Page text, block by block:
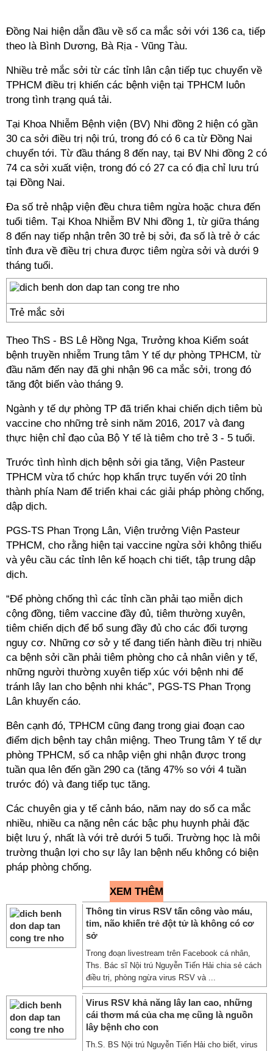
Đồng Nai hiện dẫn đầu về số ca mắc sởi với 136 ca, tiếp
theo là Bình Dương, Bà Rịa - Vũng Tàu.
Nhiều trẻ mắc sởi từ các tỉnh lân cận tiếp tục chuyển về
TPHCM điều trị khiến các bệnh viện tại TPHCM luôn
trong tình trạng quá tải.
Tại Khoa Nhiễm Bệnh viện (BV) Nhi đồng 2 hiện có gần
30 ca sởi điều trị nội trú, trong đó có 6 ca từ Đồng Nai
chuyển tới. Từ đầu tháng 8 đến nay, tại BV Nhi đồng 2 có
74 ca sởi xuất viện, trong đó có 27 ca có địa chỉ lưu trú
tại Đồng Nai.
Đa số trẻ nhập viện đều chưa tiêm ngừa hoặc chưa đến
tuổi tiêm. Tại Khoa Nhiễm BV Nhi đồng 1, từ giữa tháng
8 đến nay tiếp nhận trên 30 trẻ bị sởi, đa số là trẻ ở các
tỉnh đưa về điều trị chưa được tiêm ngừa sởi và dưới 9
tháng tuổi.
Trẻ mắc sởi
Theo ThS - BS Lê Hồng Nga, Trưởng khoa Kiểm soát
bệnh truyền nhiễm Trung tâm Y tế dự phòng TPHCM, từ
đầu năm đến nay đã ghi nhận 96 ca mắc sởi, trong đó
tăng đột biến vào tháng 9.
Ngành y tế dự phòng TP đã triển khai chiến dịch tiêm bù
vaccine cho những trẻ sinh năm 2016, 2017 và đang
thực hiện chỉ đạo của Bộ Y tế là tiêm cho trẻ 3 - 5 tuổi.
Trước tình hình dịch bệnh sởi gia tăng, Viện Pasteur
TPHCM vừa tổ chức họp khẩn trực tuyến với 20 tỉnh
thành phía Nam để triển khai các giải pháp phòng chống,
dập dịch.
PGS-TS Phan Trọng Lân, Viện trưởng Viện Pasteur
TPHCM, cho rằng hiện tại vaccine ngừa sởi không thiếu
và yêu cầu các tỉnh lên kế hoạch chi tiết, tập trung dập
dịch.
“Để phòng chống thì các tỉnh cần phải tạo miễn dịch
cộng đồng, tiêm vaccine đầy đủ, tiêm thường xuyên,
tiêm chiến dịch để bổ sung đầy đủ cho các đối tượng
nguy cơ. Những cơ sở y tế đang tiến hành điều trị nhiều
ca bệnh sởi cần phải tiêm phòng cho cả nhân viên y tế,
những người thường xuyên tiếp xúc với bệnh nhi để
tránh lây lan cho bệnh nhi khác”, PGS-TS Phan Trọng
Lân khuyến cáo.
Bên cạnh đó, TPHCM cũng đang trong giai đoạn cao
điểm dịch bệnh tay chân miệng. Theo Trung tâm Y tế dự
phòng TPHCM, số ca nhập viện ghi nhận được trong
tuần qua lên đến gần 290 ca (tăng 47% so với 4 tuần
trước đó) và đang tiếp tục tăng.
Các chuyên gia y tế cảnh báo, năm nay do số ca mắc
nhiều, nhiều ca nặng nên các bậc phụ huynh phải đặc
biệt lưu ý, nhất là với trẻ dưới 5 tuổi. Trường học là môi
trường thuận lợi cho sự lây lan bệnh nếu không có biện
pháp phòng chống.
XEM THÊM
Thông tin virus RSV tấn công vào máu,
tim, não khiến trẻ đột tử là không có cơ
sở
Trong đoạn livestream trên Facebook cá nhân,
Ths. Bác sĩ Nội trú Nguyễn Tiến Hải chia sẻ cách
điều trị, phòng ngừa virus RSV và ...
Virus RSV khả năng lây lan cao, những
cái thơm má của cha mẹ cũng là nguồn
lây bệnh cho con
Th.S. BS Nội trú Nguyễn Tiến Hải cho biết, virus